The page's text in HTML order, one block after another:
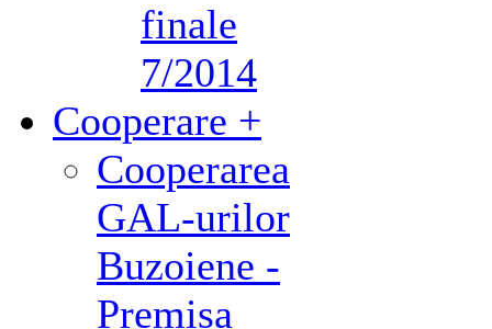
finale
7/2014
Cooperare +
Cooperarea
GAL-urilor
Buzoiene -
Premisa